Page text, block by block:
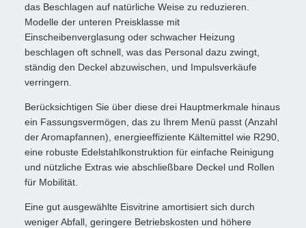
das Beschlagen auf natürliche Weise zu reduzieren.
Modelle der unteren Preisklasse mit
Einscheibenverglasung oder schwacher Heizung
beschlagen oft schnell, was das Personal dazu zwingt,
ständig den Deckel abzuwischen, und Impulsverkäufe
verringern.
Berücksichtigen Sie über diese drei Hauptmerkmale hinaus
ein Fassungsvermögen, das zu Ihrem Menü passt (Anzahl
der Aromapfannen), energieeffiziente Kältemittel wie R290,
eine robuste Edelstahlkonstruktion für einfache Reinigung
und nützliche Extras wie abschließbare Deckel und Rollen
für Mobilität.
Eine gut ausgewählte Eisvitrine amortisiert sich durch
weniger Abfall, geringere Betriebskosten und höhere